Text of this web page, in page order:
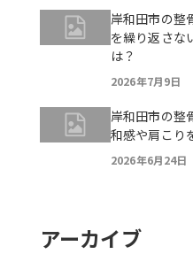
岸和田市の整
を繰り返さな
は？
2026年7月9日
岸和田市の整
和感や肩こり
2026年6月24日
アーカイブ